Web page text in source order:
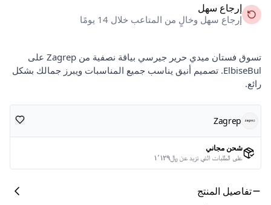
إرجاع سهل
إرجاع سهل وخالٍ من المتاعب خلال 14 يومًا
تسوق فستان ميدي حرير جيرسي بياقة نصفية من Zagrep على
ElbiseBul. تصميم أنيق يناسب جميع المناسبات ويبرز جمالك بشكل
رائع.
Zagrep
شحن مجاني
على الطلبات التي تزيد عن ﷼١٬١٢٩
تفاصيل المنتج